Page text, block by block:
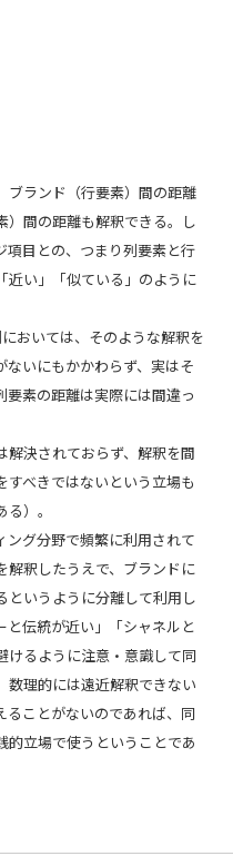
ランド（行要素）間の距離
）間の距離も解釈できる。し
項目との、つまり列要素と行
近い」「似ている」のように
おいては、そのような解釈を
ないにもかかわらず、実はそ
要素の距離は実際には間違っ
決されておらず、解釈を間
べきではないという立場も
）。
グ分野で頻繁に利用されて
解釈したうえで、ブランドに
というように分離して利用し
と伝統が近い」「シャネルと
けるように注意・意識して同
数理的には遠近解釈できない
ることがないのであれば、同
立場で使うということであ